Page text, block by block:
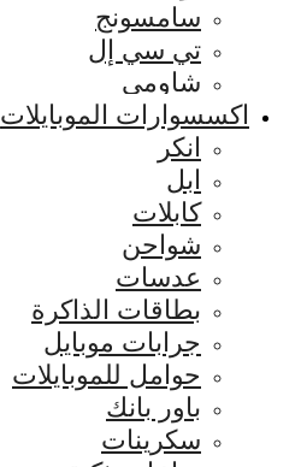
سامسونج
تي سي إل
شاومي
اكسسوارات الموبايلات
انكر
ابل
كابلات
شواحن
عدسات
بطاقات الذاكرة
جرابات موبايل
حوامل للموبايلات
باور بانك
سكرينات